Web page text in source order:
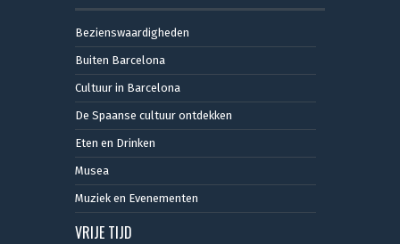
Bezienswaardigheden
Buiten Barcelona
Cultuur in Barcelona
De Spaanse cultuur ontdekken
Eten en Drinken
Musea
Muziek en Evenementen
VRIJE TIJD